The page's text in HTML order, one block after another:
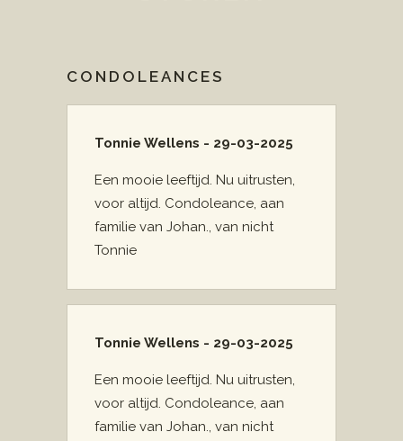
CONDOLEANCES
Tonnie Wellens - 29-03-2025
Een mooie leeftijd. Nu uitrusten,
voor altijd. Condoleance, aan
familie van Johan., van nicht
Tonnie
Tonnie Wellens - 29-03-2025
Een mooie leeftijd. Nu uitrusten,
voor altijd. Condoleance, aan
familie van Johan., van nicht